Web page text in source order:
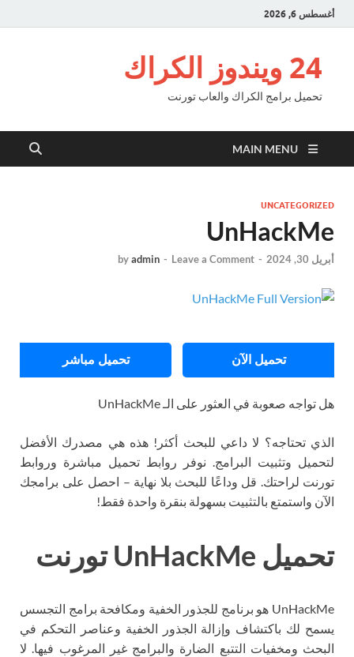
أغسطس 6, 2026
24 ويندوز الكراك
تحميل برامج الكراك والعاب تورنت
MAIN MENU
UNCATEGORIZED
UnHackMe
أبريل 30, 2024 -
byadmin - Leave a Comment
تحميل الآن تحميل مباشر
هل تواجه صعوبة في العثور على الـ UnHackMe
الذي تحتاجه؟ لا داعي للبحث أكثر! هذه هي مصدرك الأفضل
لتحميل وتثبيت البرامج. نوفر روابط تحميل مباشرة وروابط
تورنت لراحتك. قل وداعًا للبحث بلا نهاية – احصل على برامجك
الآن واستمتع بالتثبيت بسهولة بنقرة واحدة فقط!
تحميل UnHackMe تورنت
UnHackMe هو برنامج للجذور الخفية ومكافحة برامج التجسس
يسمح لك باكتشاف وإزالة الجذور الخفية وعناصر التحكم في
البحث ومخفيات التتبع الضارة والبرامج غير المرغوب فيها. لا